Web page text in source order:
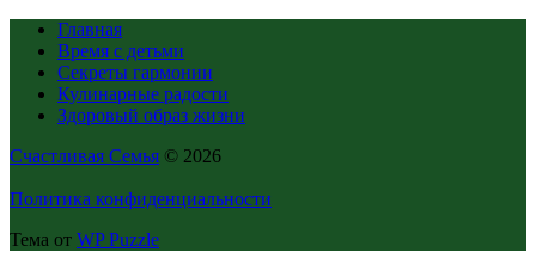
Главная
Время с детьми
Секреты гармонии
Кулинарные радости
Здоровый образ жизни
Счастливая Семья © 2026
Политика конфиденциальности
Тема от WP Puzzle